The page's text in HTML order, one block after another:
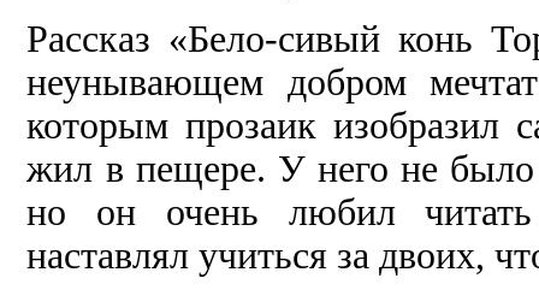
Рассказ «Бело-сивый конь
неунывающем добром
которым прозаик изобразил
жил в пещере. У него не было
но он очень любил
наставлял учиться за двоих,